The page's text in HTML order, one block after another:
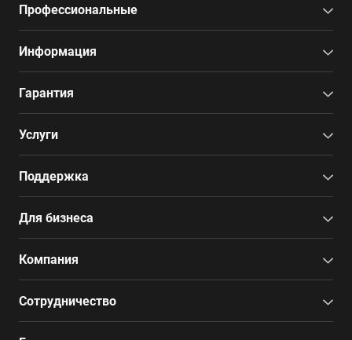
Профессиональные
Информация
Гарантия
Услуги
Поддержка
Для бизнеса
Компания
Сотрудничество